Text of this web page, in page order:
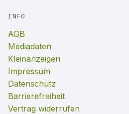
INFO
AGB
Mediadaten
Kleinanzeigen
Impressum
Datenschutz
Barrierefreiheit
Vertrag widerrufen